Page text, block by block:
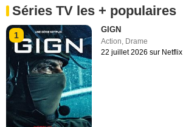
Séries TV les + populaires
1
GIGN
Action Drame
22 juillet 2026 sur Netflix